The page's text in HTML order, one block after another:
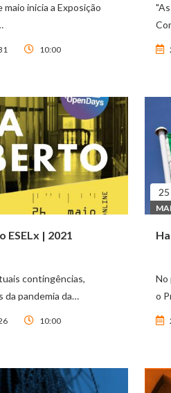
maio inicia a Exposição
10:00
ESELx | 2021
contingências,
da pandemia da…
10:00
25
MAI
No
o